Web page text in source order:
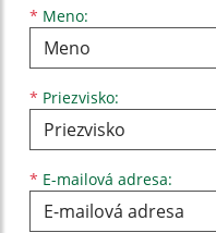
* Meno:
Meno
* Priezvisko:
Priezvisko
* E-mailová adresa:
E-mailová adresa